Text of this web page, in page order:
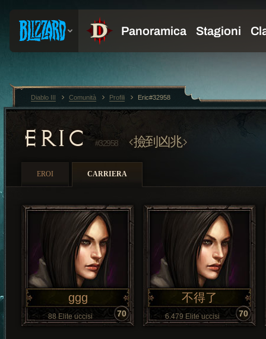
ERIC#32958 撿到凶兆
EROI CARRIERA
ggg
88 Elite uccisi 70
不得了
6.479 Elite uccisi 70
Diablo III Comunità Profili Eric#32958